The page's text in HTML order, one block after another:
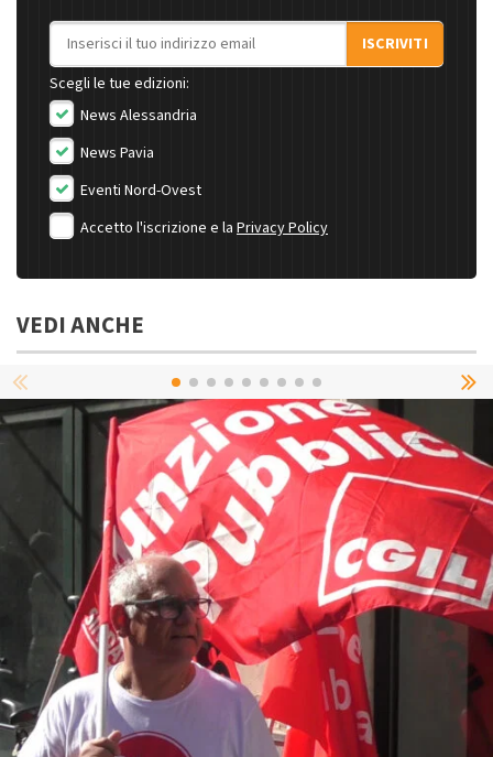
Indirizzo email
ISCRIVITI
Scegli le tue edizioni:
News Alessandria
News Pavia
Eventi Nord-Ovest
Accetto l'iscrizione e la Privacy Policy
VEDI ANCHE